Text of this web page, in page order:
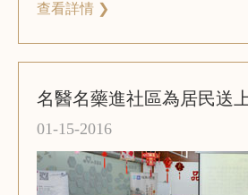
查看詳情 ❯
名醫名藥進社區為居民送
01-15-2016